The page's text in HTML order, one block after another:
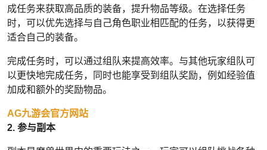
成任务来获取高品质的装备，提升物品等级。在选择任务
时，可以优先选择与自己角色职业相匹配的任务，以获得更
适合自己的装备。
完成任务时，可以通过组队来提高效率。与其他玩家组队可
以更快地完成任务，同时也能享受到组队奖励，例如经验值
加成和额外的奖励物品。
AG九游会官方网站
2. 参与副本